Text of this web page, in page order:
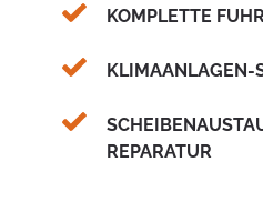
KOMPLETTE
KLIMAANLAGEN-
REPARATUR